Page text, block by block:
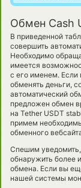
Обмен Cash
В приведенной
совершить
Необходимо
имеется
с его именем. Если
обменять деньги,
автоматический
предложен обмен
на Tether USDT
примем
обменного
Спешим
обнаружить более
обмена. Если вы
нашей системы